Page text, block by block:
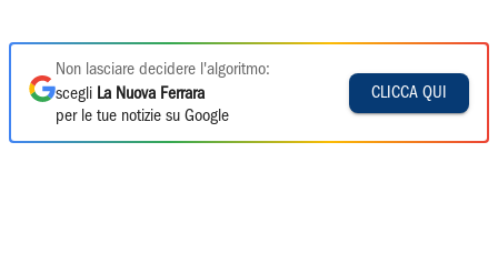
Non lasciare decidere l'algoritmo:
scegli La Nuova Ferrara
per le tue notizie su Google
CLICCA QUI